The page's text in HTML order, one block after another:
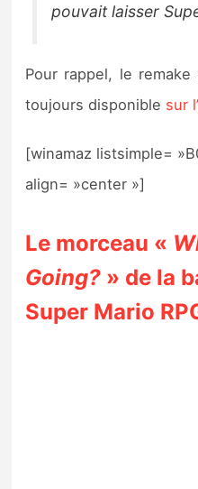
pouvait laisser
Pour rappel, le
toujours disponible sur
[winamaz listsimple=
align= »center »]
Le morceau «
Going? » de la
Super Mario